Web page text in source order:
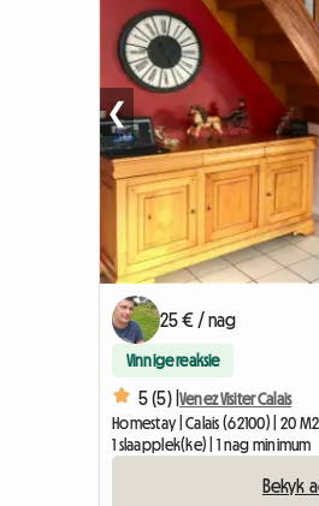
❮
25 € / nag
Vinnige reaksie
5 (5) |Venez Visiter Calais
Homestay | Calais (62100) | 20 M2
1 slaapplek(ke) | 1 nag minimum
Bekyk